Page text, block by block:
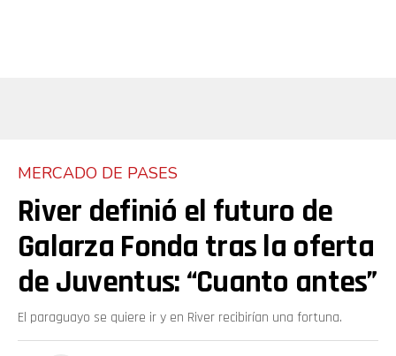
MERCADO DE PASES
River definió el futuro de
Galarza Fonda tras la oferta
de Juventus: “Cuanto antes”
El paraguayo se quiere ir y en River recibirían una fortuna.